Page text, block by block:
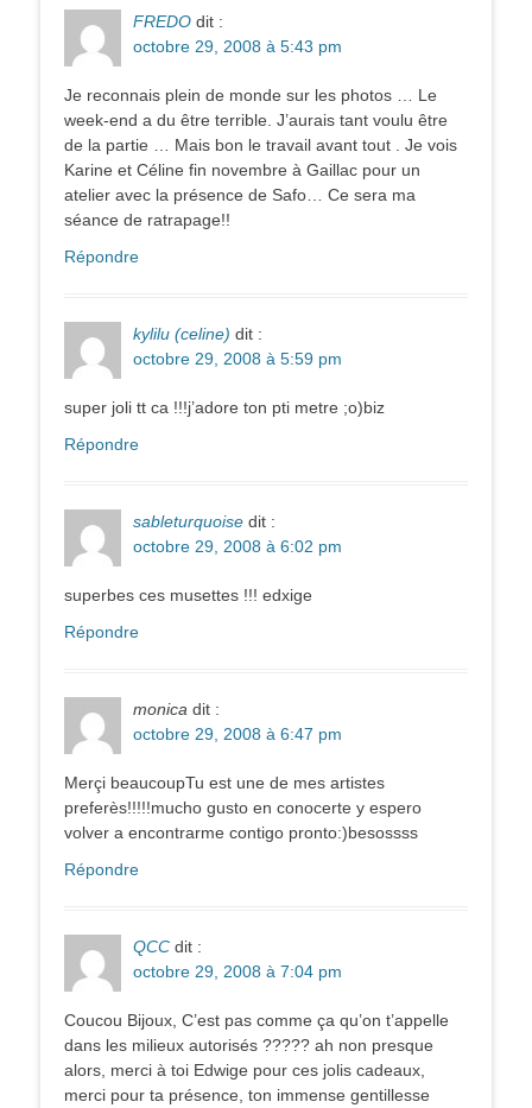
FREDO dit :
octobre 29, 2008 à 5:43 pm
Je reconnais plein de monde sur les photos … Le
week-end a du être terrible. J’aurais tant voulu être
de la partie … Mais bon le travail avant tout . Je vois
Karine et Céline fin novembre à Gaillac pour un
atelier avec la présence de Safo… Ce sera ma
séance de ratrapage!!
Répondre
kylilu (celine) dit :
octobre 29, 2008 à 5:59 pm
super joli tt ca !!!j’adore ton pti metre ;o)biz
Répondre
sableturquoise dit :
octobre 29, 2008 à 6:02 pm
superbes ces musettes !!! edxige
Répondre
monica dit :
octobre 29, 2008 à 6:47 pm
Merçi beaucoupTu est une de mes artistes
preferès!!!!!mucho gusto en conocerte y espero
volver a encontrarme contigo pronto:)besossss
Répondre
QCC dit :
octobre 29, 2008 à 7:04 pm
Coucou Bijoux, C’est pas comme ça qu’on t’appelle
dans les milieux autorisés ????? ah non presque
alors, merci à toi Edwige pour ces jolis cadeaux,
merci pour ta présence, ton immense gentillesse